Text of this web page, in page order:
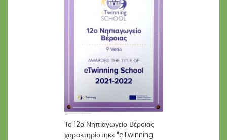
Το 12ο Νηπιαγωγείο Βέροιας
χαρακτηρίστηκε "eTwinning